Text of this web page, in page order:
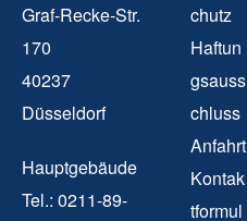
Graf-Recke-Str.
170
40237
Düsseldorf
Hauptgebäude
Tel.: 0211-89-
chutz
Haftun
gsauss
chluss
Anfahrt
Kontak
tformul